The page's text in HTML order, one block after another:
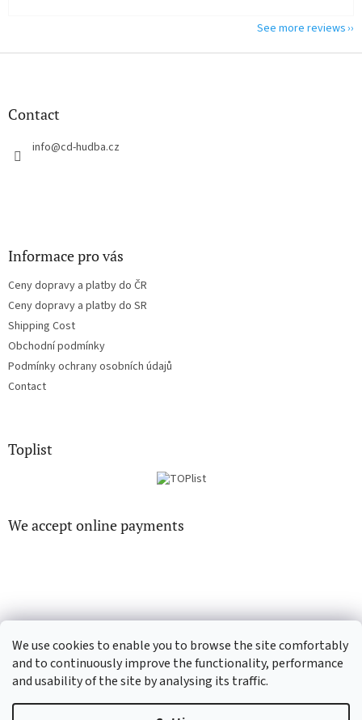
We use cookies to enable you to browse the site comfortably
and to continuously improve the functionality, performance
and usability of the site by analysing its traffic.
See more reviews
F
Contact
info@cd-hudba.cz
Informace pro vás
Ceny dopravy a platby do ČR
Ceny dopravy a platby do SR
Shipping Cost
Obchodní podmínky
Podmínky ochrany osobních údajů
Contact
Toplist
We accept online payments
Created by Shoptet